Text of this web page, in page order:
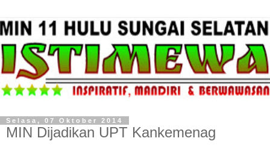
Selasa, 07 Oktober 2014
MIN Dijadikan UPT Kankemenag